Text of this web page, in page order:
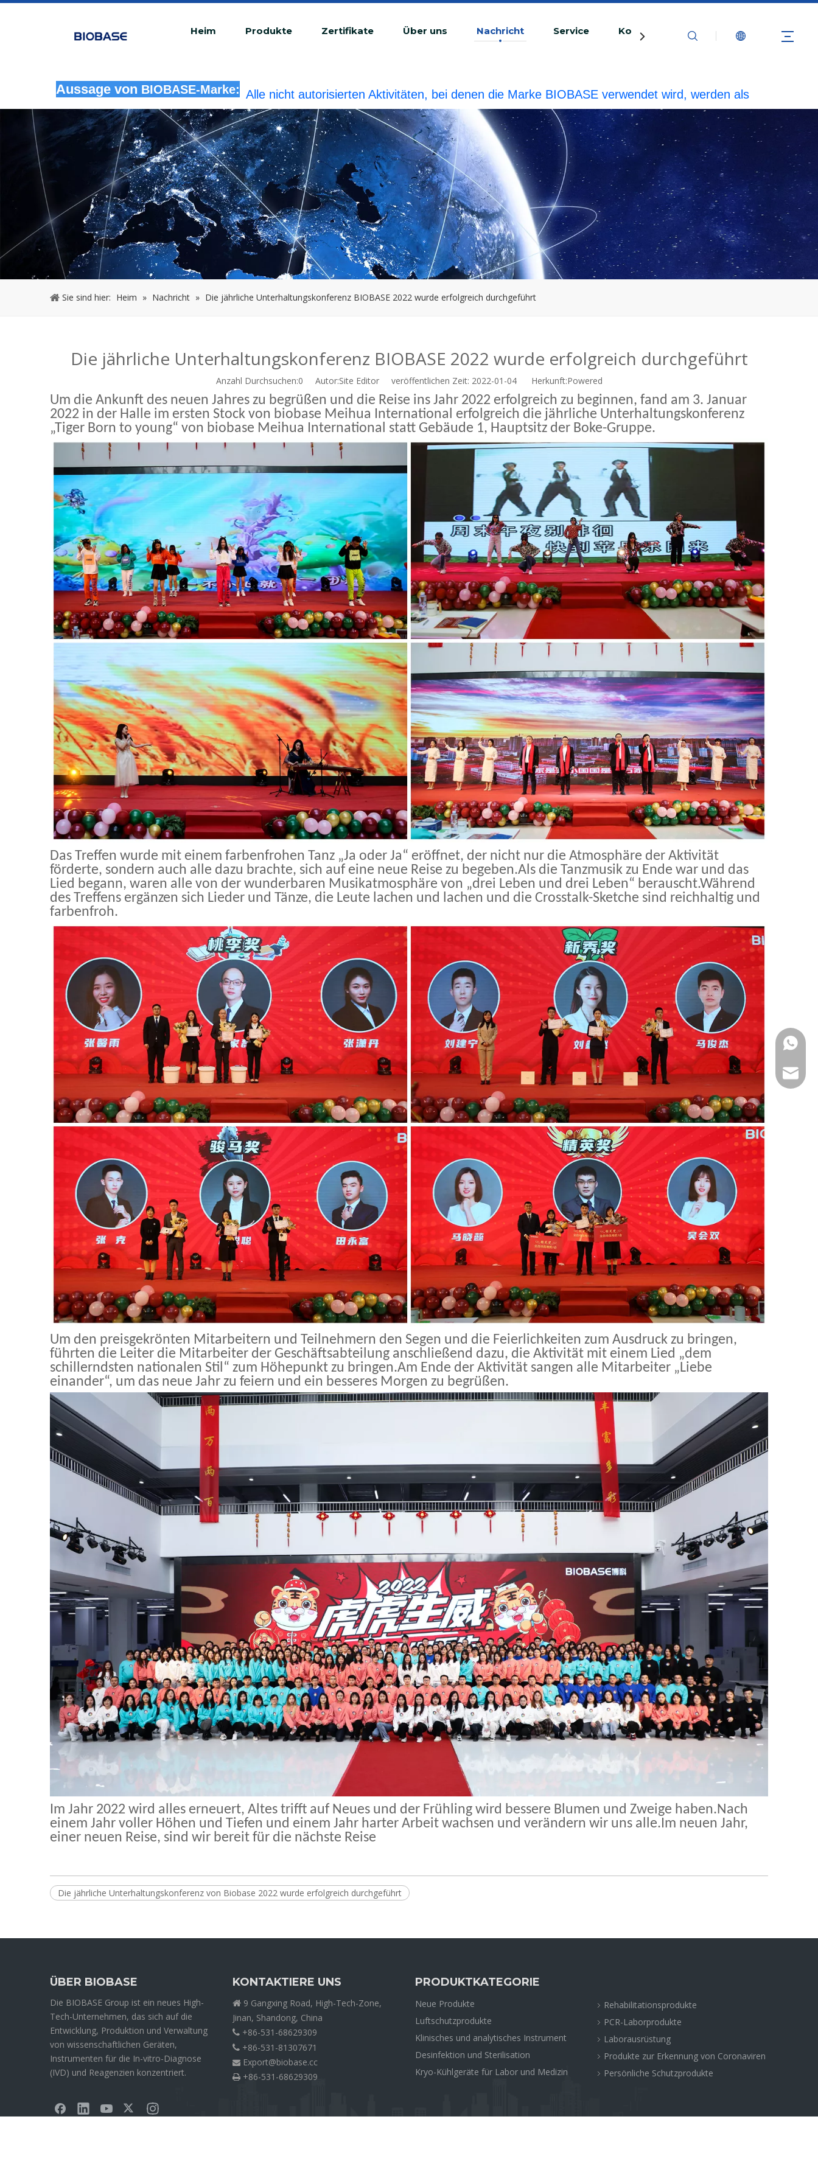
Heim Produkte Zertifikate Über uns Nachricht Service Kontaktiere uns
Aussage von BIOBASE-Marke:
rechtswidrige Verletzung betrachtet.BIOBASE wird die rechtliche Haftung prüfen.
20240510
Sie sind hier: Heim » Nachricht » Die jährliche Unterhaltungskonferenz BIOBASE 2022 wurde erfolgreich durchgeführt
Die jährliche Unterhaltungskonferenz BIOBASE 2022 wurde erfolgreich durchgeführt
Anzahl Durchsuchen:0 Autor:Site Editor veröffentlichen Zeit: 2022-01-04 Herkunft:Powered
Um die Ankunft des neuen Jahres zu begrüßen und die Reise ins Jahr 2022 erfolgreich zu beginnen, fand am 3. Januar
2022 in der Halle im ersten Stock von biobase Meihua International erfolgreich die jährliche Unterhaltungskonferenz
„Tiger Born to young“ von biobase Meihua International statt Gebäude 1, Hauptsitz der Boke-Gruppe.
Das Treffen wurde mit einem farbenfrohen Tanz „Ja oder Ja“ eröffnet, der nicht nur die Atmosphäre der Aktivität
förderte, sondern auch alle dazu brachte, sich auf eine neue Reise zu begeben.Als die Tanzmusik zu Ende war und das
Lied begann, waren alle von der wunderbaren Musikatmosphäre von „drei Leben und drei Leben“ berauscht.Während
des Treffens ergänzen sich Lieder und Tänze, die Leute lachen und lachen und die Crosstalk-Sketche sind reichhaltig und
farbenfroh.
Um den preisgekrönten Mitarbeitern und Teilnehmern den Segen und die Feierlichkeiten zum Ausdruck zu bringen,
führten die Leiter die Mitarbeiter der Geschäftsabteilung anschließend dazu, die Aktivität mit einem Lied „dem
schillerndsten nationalen Stil“ zum Höhepunkt zu bringen.Am Ende der Aktivität sangen alle Mitarbeiter „Liebe
einander“, um das neue Jahr zu feiern und ein besseres Morgen zu begrüßen.
Im Jahr 2022 wird alles erneuert, Altes trifft auf Neues und der Frühling wird bessere Blumen und Zweige haben.Nach
einem Jahr voller Höhen und Tiefen und einem Jahr harter Arbeit wachsen und verändern wir uns alle.Im neuen Jahr,
einer neuen Reise, sind wir bereit für die nächste Reise
Die jährliche Unterhaltungskonferenz von Biobase 2022 wurde erfolgreich durchgeführt
ÜBER BIOBASE
Die BIOBASE Group ist ein neues High-
Tech-Unternehmen, das sich auf die
Entwicklung, Produktion und Verwaltung
von wissenschaftlichen Geräten,
Instrumenten für die In-vitro-Diagnose
(IVD) und Reagenzien konzentriert.
KONTAKTIERE UNS
 9 Gangxing Road, High-Tech-Zone,
Jinan, Shandong, China
 +86-531-68629309
 +86-531-81307671
 Export@biobase.cc
 +86-531-68629309
PRODUKTKATEGORIE
Neue Produkte
Luftschutzprodukte
Klinisches und analytisches Instrument
Desinfektion und Sterilisation
Kryo-Kühlgeräte für Labor und Medizin
Rehabilitationsprodukte
PCR-Laborprodukte
Laborausrüstung
Produkte zur Erkennung von Coronaviren
Persönliche Schutzprodukte